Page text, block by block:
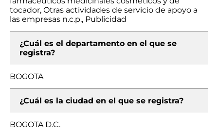
tocador, Otras actividades de servicio de apoyo a
las empresas n.c.p., Publicidad
¿Cuál es el departamento en el que se
registra?
BOGOTA
¿Cuál es la ciudad en el que se registra?
BOGOTA D.C.